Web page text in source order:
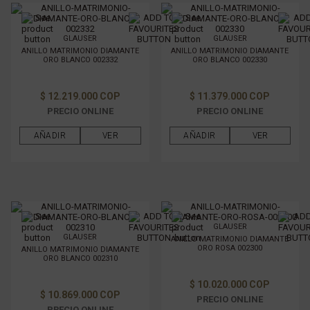
GLAUSER
ANILLO MATRIMONIO DIAMANTE
ORO BLANCO 002332
$ 12.219.000 COP
PRECIO ONLINE
AÑADIR VER
GLAUSER
ANILLO MATRIMONIO DIAMANTE
ORO BLANCO 002330
$ 11.379.000 COP
PRECIO ONLINE
AÑADIR VER
GLAUSER
ANILLO MATRIMONIO DIAMANTE
ORO BLANCO 002310
$ 10.869.000 COP
GLAUSER
ANILLO MATRIMONIO DIAMANTE
ORO ROSA 002300
$ 10.020.000 COP
PRECIO ONLINE